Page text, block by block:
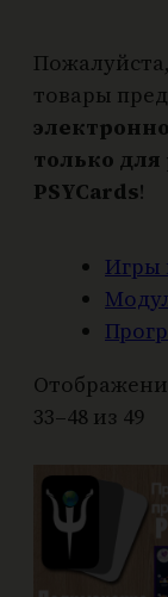
товары
только
PSYCards!
Игры
33–48 из 49